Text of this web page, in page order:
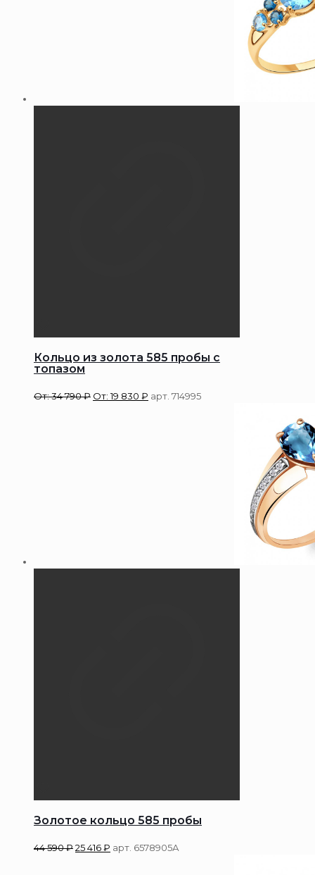
Кольцо из золота 585 пробы с
топазом
От:34 790₽ От:19 830 ₽ арт. 714995
Золотое кольцо 585 пробы
44 590₽25 416₽ арт. 6578905А